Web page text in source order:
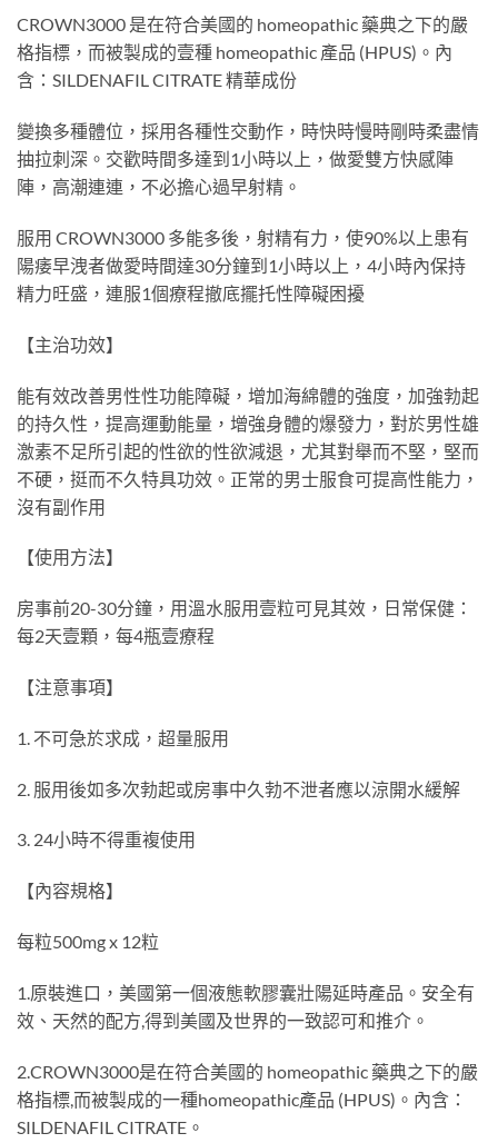
CROWN3000 是在符合美國的 homeopathic 藥典之下的嚴
格指標，而被製成的壹種 homeopathic 產品 (HPUS)。內
含：SILDENAFIL CITRATE 精華成份
變換多種體位，採用各種性交動作，時快時慢時剛時柔盡情
抽拉刺深。交歡時間多達到1小時以上，做愛雙方快感陣
陣，高潮連連，不必擔心過早射精。
服用 CROWN3000 多能多後，射精有力，使90%以上患有
陽痿早洩者做愛時間達30分鐘到1小時以上，4小時內保持
精力旺盛，連服1個療程撤底擺托性障礙困擾
【主治功效】
能有效改善男性性功能障礙，增加海綿體的強度，加強勃起
的持久性，提高運動能量，增強身體的爆發力，對於男性雄
激素不足所引起的性欲的性欲減退，尤其對舉而不堅，堅而
不硬，挺而不久特具功效。正常的男士服食可提高性能力，
沒有副作用
【使用方法】
房事前20-30分鐘，用溫水服用壹粒可見其效，日常保健：
每2天壹顆，每4瓶壹療程
【注意事項】
1. 不可急於求成，超量服用
2. 服用後如多次勃起或房事中久勃不泄者應以涼開水緩解
3. 24小時不得重複使用
【內容規格】
每粒500mg x 12粒
1.原裝進口，美國第一個液態軟膠囊壯陽延時產品。安全有
效、天然的配方,得到美國及世界的一致認可和推介。
2.CROWN3000是在符合美國的 homeopathic 藥典之下的嚴
格指標,而被製成的一種homeopathic產品 (HPUS)。內含：
SILDENAFIL CITRATE。